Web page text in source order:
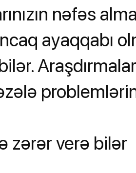
nəfəs
ayaqqabı
zərər verə bilər